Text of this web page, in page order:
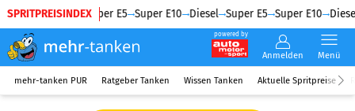
SPRITPREISINDEX
Diesel Super E5 Super E10 Diesel Super E5 Super E10 Diesel
powered by
Anmelden Menü
mehr-tanken PUR Ratgeber Tanken Wissen Tanken Aktuelle Spritpreise